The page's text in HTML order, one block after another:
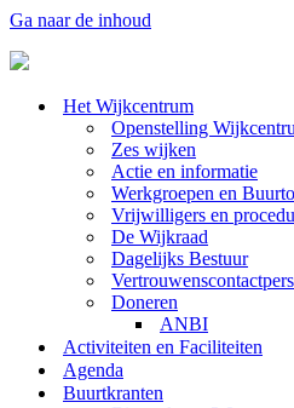
Ga naar de inhoud
Het Wijkcentrum
Openstelling
Zes wijken
Actie en informatie
Werkgroepen en
Vrijwilligers en
De Wijkraad
Dagelijks Bestuur
Doneren
ANBI
Activiteiten en Faciliteiten
Agenda
Buurtkranten